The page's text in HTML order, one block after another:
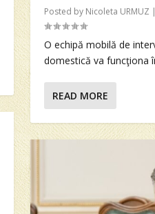
Posted by Nicoleta URMUZ
O echipă mobilă de
domestică va funcţiona
READ MORE